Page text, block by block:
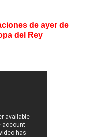
de ayer de
del Rey